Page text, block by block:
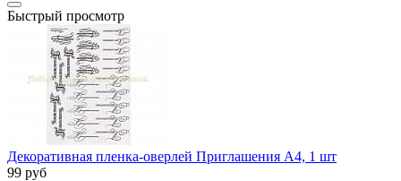
Быстрый просмотр
Декоративная пленка-оверлей Приглашения А4, 1 шт
99 руб